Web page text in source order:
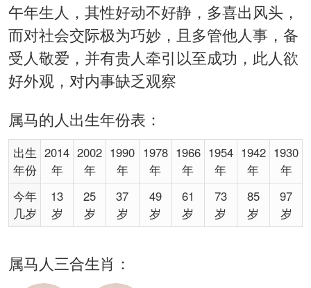
午年生人，其性好动不好静，多喜出风头，
而对社会交际极为巧妙，且多管他人事，备
受人敬爱，并有贵人牵引以至成功，此人欲
好外观，对内事缺乏观察
属马的人出生年份表：
出生
年份
2014
年
2002
年
1990
年
1978
年
1966
年
1954
年
1942
年
1930
年
今年
几岁
13
岁
25
岁
37
岁
49
岁
61
岁
73
岁
85
岁
97
岁
属马人三合生肖：